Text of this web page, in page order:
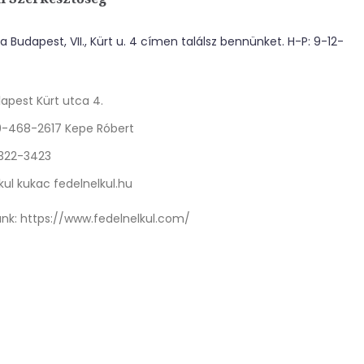
Budapest, VII., Kürt u. 4 címen találsz bennünket. H-P: 9-12-
Kürt utca 4.
468-2617 Kepe Róbert
3423
kukac fedelnelkul.hu
https://www.fedelnelkul.com/